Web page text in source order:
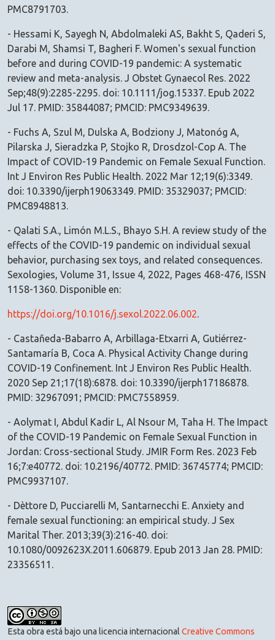
PMC8791703.
- Hessami K, Sayegh N, Abdolmaleki AS, Bakht S, Qaderi S,
Darabi M, Shamsi T, Bagheri F. Women's sexual function
before and during COVID-19 pandemic: A systematic
review and meta-analysis. J Obstet Gynaecol Res. 2022
Sep;48(9):2285-2295. doi: 10.1111/jog.15337. Epub 2022
Jul 17. PMID: 35844087; PMCID: PMC9349639.
- Fuchs A, Szul M, Dulska A, Bodziony J, Matonóg A,
Pilarska J, Sieradzka P, Stojko R, Drosdzol-Cop A. The
Impact of COVID-19 Pandemic on Female Sexual Function.
Int J Environ Res Public Health. 2022 Mar 12;19(6):3349.
doi: 10.3390/ijerph19063349. PMID: 35329037; PMCID:
PMC8948813.
- Qalati S.A., Limón M.L.S., Bhayo S.H. A review study of the
effects of the COVID-19 pandemic on individual sexual
behavior, purchasing sex toys, and related consequences.
Sexologies, Volume 31, Issue 4, 2022, Pages 468-476, ISSN
1158-1360. Disponible en:
https://doi.org/10.1016/j.sexol.2022.06.002.
- Castañeda-Babarro A, Arbillaga-Etxarri A, Gutiérrez-
Santamaría B, Coca A. Physical Activity Change during
COVID-19 Confinement. Int J Environ Res Public Health.
2020 Sep 21;17(18):6878. doi: 10.3390/ijerph17186878.
PMID: 32967091; PMCID: PMC7558959.
- Aolymat I, Abdul Kadir L, Al Nsour M, Taha H. The Impact
of the COVID-19 Pandemic on Female Sexual Function in
Jordan: Cross-sectional Study. JMIR Form Res. 2023 Feb
16;7:e40772. doi: 10.2196/40772. PMID: 36745774; PMCID:
PMC9937107.
- Dèttore D, Pucciarelli M, Santarnecchi E. Anxiety and
female sexual functioning: an empirical study. J Sex
Marital Ther. 2013;39(3):216-40. doi:
10.1080/0092623X.2011.606879. Epub 2013 Jan 28. PMID:
23356511.
Esta obra está bajo una licencia internacional Creative Commons